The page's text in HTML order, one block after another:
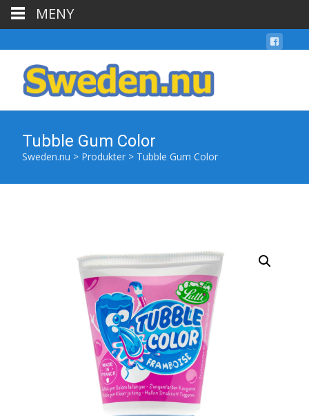
Tubble Gum Color
Sweden.nu > Produkter > Tubble Gum Color
MENY